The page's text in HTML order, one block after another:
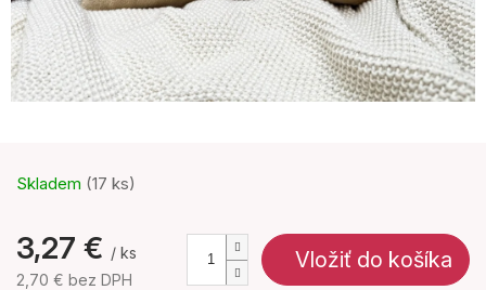
Skladem (17 ks)
3,27 € / ks
2,70 € bez DPH
Vložiť do košíka